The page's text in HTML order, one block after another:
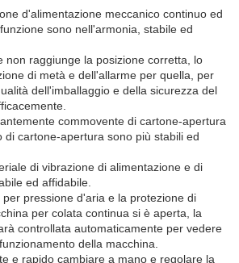
d'alimentazione meccanico continuo ed
sono nell'armonia, stabile ed
non raggiunge la posizione corretta, lo
di metà e dell'allarme per quella, per
dell'imballaggio e della sicurezza del
commovente di cartone-apertura
di cartone-apertura sono più stabili ed
di vibrazione di alimentazione e di
ed affidabile.
pressione d'aria e la protezione di
per colata continua si è aperta, la
controllata automaticamente per vedere
della macchina.
e rapido cambiare a mano e regolare la